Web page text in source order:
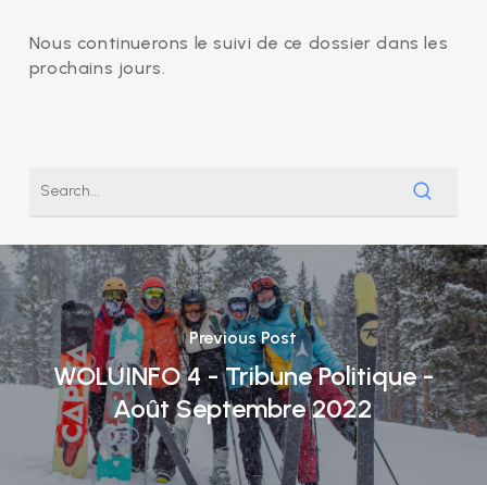
Nous continuerons le suivi de ce dossier dans les
prochains jours.
Previous Post
WOLUINFO 4 - Tribune Politique -
Août Septembre 2022